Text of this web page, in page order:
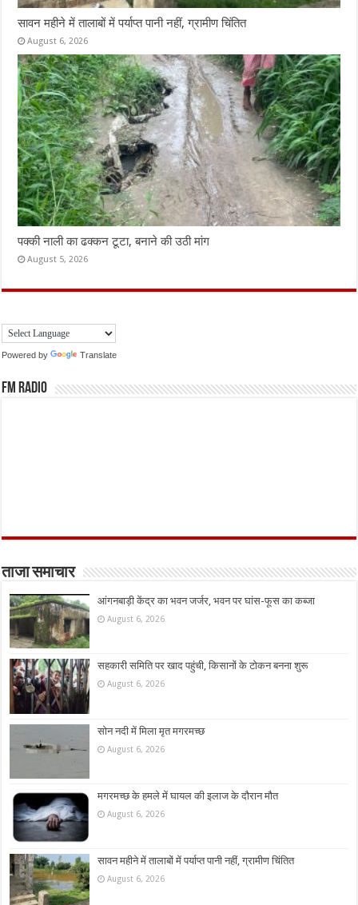
सावन महीने में तालाबों में पर्याप्त पानी नहीं, ग्रामीण चिंतित
August 6, 2026
पक्की नाली का ढक्कन टूटा, बनाने की उठी मांग
August 5, 2026
Powered by Translate
FM Radio
ताजा समाचार
आंगनबाड़ी केंद्र का भवन जर्जर, भवन पर घांस-फूस का कब्जा
August 6, 2026
सहकारी समिति पर खाद पहुंची, किसानों के टोकन बनना शुरू
August 6, 2026
सोन नदी में मिला मृत मगरमच्छ
August 6, 2026
मगरमच्छ के हमले में घायल की इलाज के दौरान मौत
August 6, 2026
सावन महीने में तालाबों में पर्याप्त पानी नहीं, ग्रामीण चिंतित
August 6, 2026